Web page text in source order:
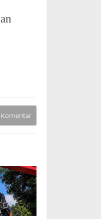
Komentar